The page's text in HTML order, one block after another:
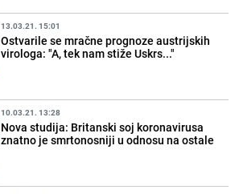
13.03.21. 15:01
Ostvarile se mračne prognoze austrijskih
virologa: "A, tek nam stiže Uskrs..."
10.03.21. 13:28
Nova studija: Britanski soj koronavirusa
znatno je smrtonosniji u odnosu na ostale